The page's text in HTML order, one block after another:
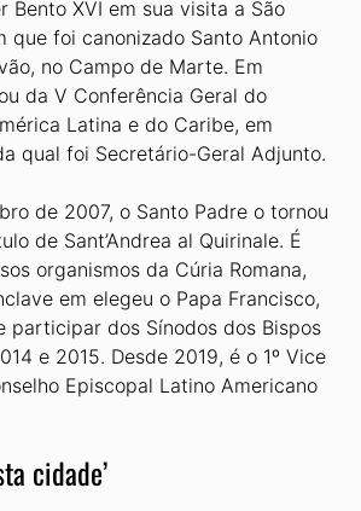
Bento XVI em sua visita a São
que foi canonizado Santo Antonio
no Campo de Marte. Em
da V Conferência Geral do
Latina e do Caribe, em
qual foi Secretário-Geral Adjunto.
de 2007, o Santo Padre o tornou
de Sant’Andrea al Quirinale. É
organismos da Cúria Romana,
em elegeu o Papa Francisco,
participar dos Sínodos dos Bispos
e 2015. Desde 2019, é o 1º Vice
Episcopal Latino Americano
cidade’